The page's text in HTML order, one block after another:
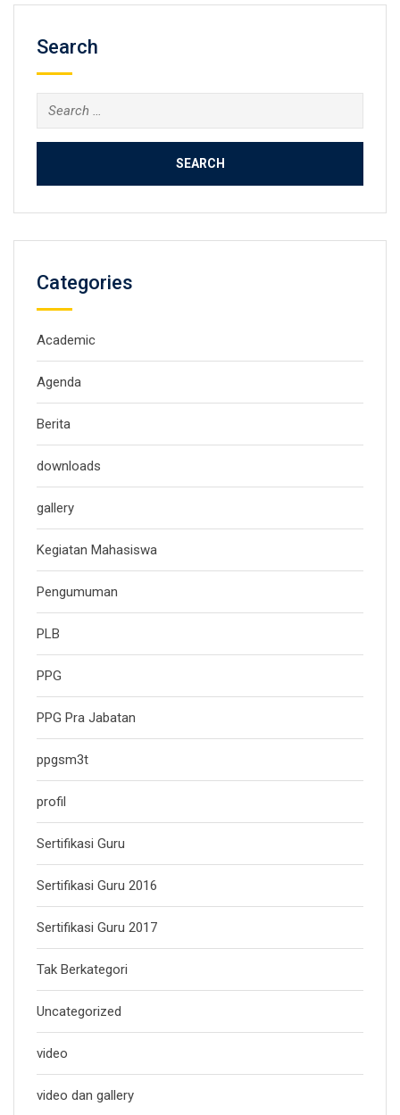
Search
Search
for:
Categories
Academic
Agenda
Berita
downloads
gallery
Kegiatan Mahasiswa
Pengumuman
PLB
PPG
PPG Pra Jabatan
ppgsm3t
profil
Sertifikasi Guru
Sertifikasi Guru 2016
Sertifikasi Guru 2017
Tak Berkategori
Uncategorized
video
video dan gallery